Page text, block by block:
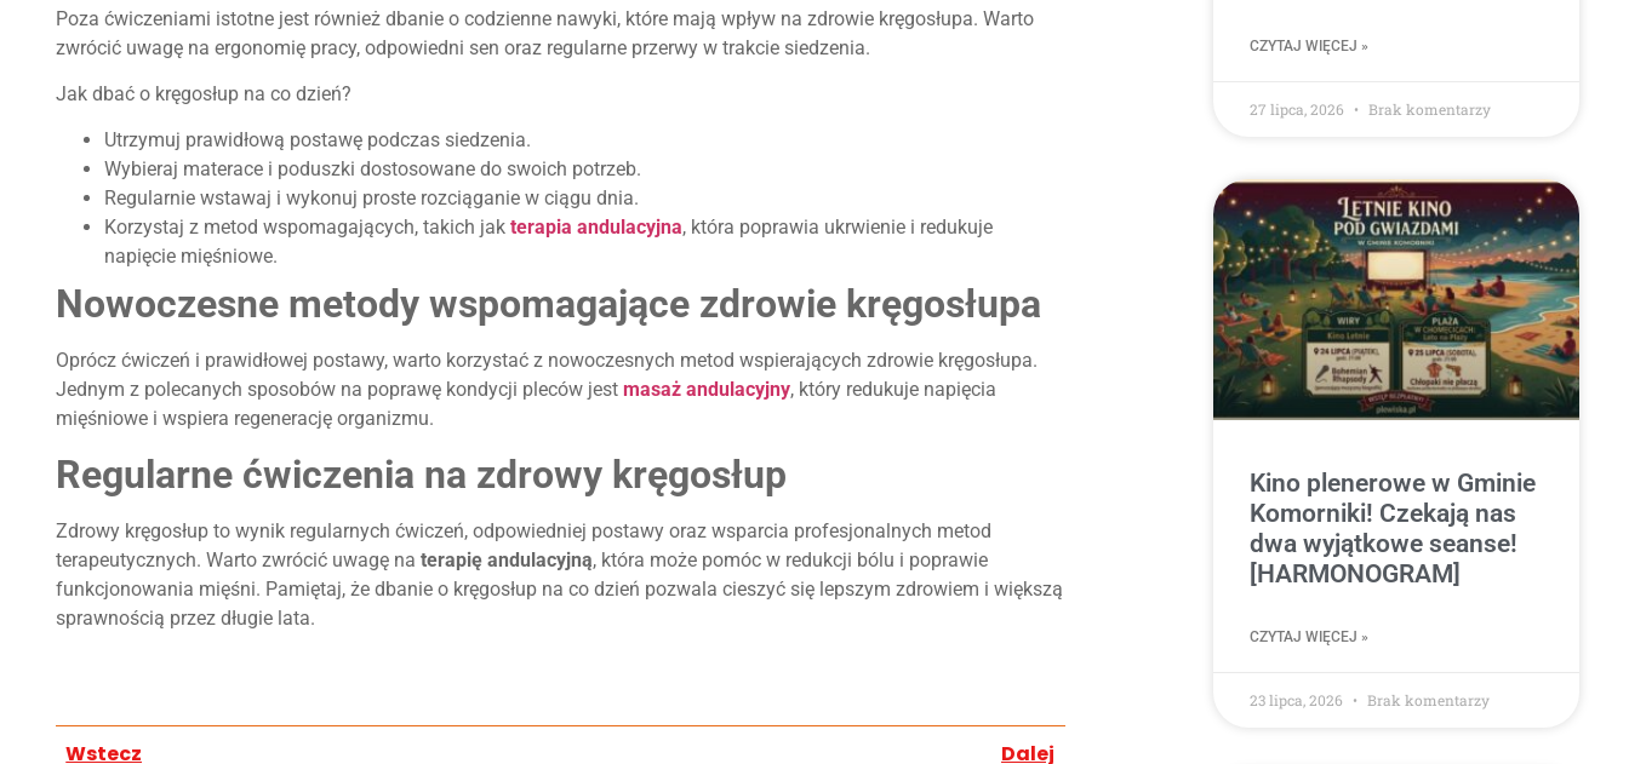
Poza ćwiczeniami istotne jest również dbanie o codzienne nawyki, które mają wpływ na zdrowie kręgosłupa. Warto
zwrócić uwagę na ergonomię pracy, odpowiedni sen oraz regularne przerwy w trakcie siedzenia.
Jak dbać o kręgosłup na co dzień?
Utrzymuj prawidłową postawę podczas siedzenia.
Wybieraj materace i poduszki dostosowane do swoich potrzeb.
Regularnie wstawaj i wykonuj proste rozciąganie w ciągu dnia.
Korzystaj z metod wspomagających, takich jakterapia andulacyjna, która poprawia ukrwienie i redukuje
napięcie mięśniowe.
Nowoczesne metody wspomagające zdrowie kręgosłupa
Oprócz ćwiczeń i prawidłowej postawy, warto korzystać z nowoczesnych metod wspierających zdrowie kręgosłupa.
Jednym z polecanych sposobów na poprawę kondycji pleców jestmasaż andulacyjny, który redukuje napięcia
mięśniowe i wspiera regenerację organizmu.
Regularne ćwiczenia na zdrowy kręgosłup
Zdrowy kręgosłup to wynik regularnych ćwiczeń, odpowiedniej postawy oraz wsparcia profesjonalnych metod
terapeutycznych. Warto zwrócić uwagę naterapię andulacyjną, która może pomóc w redukcji bólu i poprawie
funkcjonowania mięśni. Pamiętaj, że dbanie o kręgosłup na co dzień pozwala cieszyć się lepszym zdrowiem i większą
sprawnością przez długie lata.
Wstecz Dalej
CZYTAJ WIĘCEJ »
27 lipca, 2026 Brak komentarzy
Kino plenerowe w Gminie
Komorniki! Czekają nas
dwa wyjątkowe seanse!
[HARMONOGRAM]
CZYTAJ WIĘCEJ »
23 lipca, 2026 Brak komentarzy